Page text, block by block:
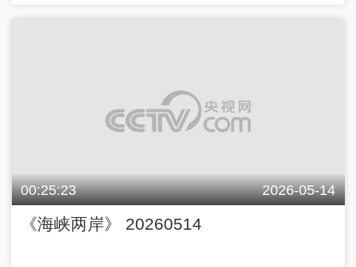
00:25:23 2026-05-14
《海峡两岸》 20260514